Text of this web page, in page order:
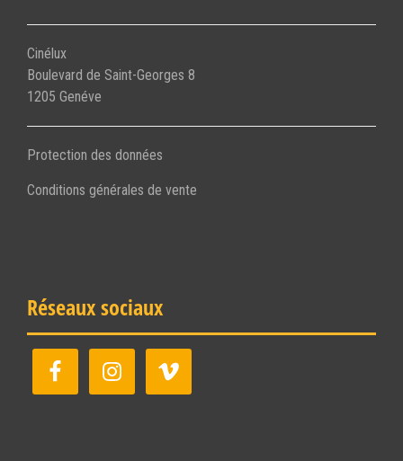
Cinélux
Boulevard de Saint-Georges 8
1205 Genéve
Protection des données
Conditions générales de vente
Réseaux sociaux